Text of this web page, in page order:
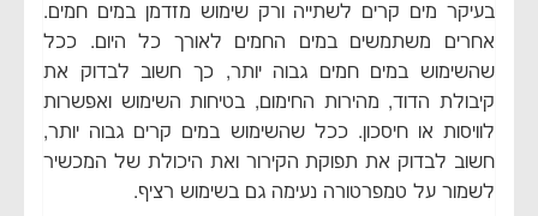
בעיקר מים קרים לשתייה ורק שימוש מזדמן במים חמים.
אחרים משתמשים במים החמים לאורך כל היום. ככל
שהשימוש במים חמים גבוה יותר, כך חשוב לבדוק את
קיבולת הדוד, מהירות החימום, בטיחות השימוש ואפשרות
לוויסות או חיסכון. ככל שהשימוש במים קרים גבוה יותר,
חשוב לבדוק את תפוקת הקירור ואת היכולת של המכשיר
לשמור על טמפרטורה נעימה גם בשימוש רציף.